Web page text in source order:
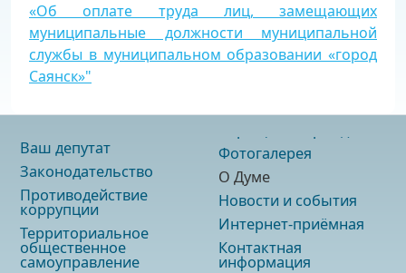
«Об оплате труда лиц, замещающих
муниципальные должности муниципальной
службы в муниципальном образовании «город
Саянск»"
Ваш депутат
Законодательство
Противодействие
коррупции
Территориальное
общественное
самоуправление
Фотогалерея
О Думе
Новости и события
Интернет-приёмная
Контактная
информация